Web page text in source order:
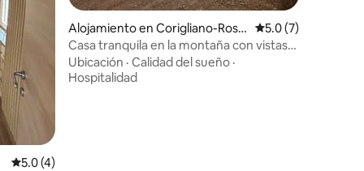
Calificación promedio: 5.0 de 5, 4 reseñas
5.0 (4)
Alojamiento en Corigliano-Ross
ano
Calificación
5.0 (7)
Casa tranquila en la montaña con vistas
panorámicas al valle
Ubicación · Calidad del sueño ·
Hospitalidad